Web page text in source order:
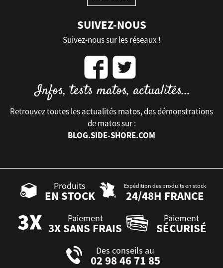
SUIVEZ-NOUS
Suivez-nous sur les réseaux !
Retrouvez toutes les actualités matos, des démonstrations
de matos sur :
BLOG.SIDE-SHORE.COM
Produits
EN STOCK
Expédition des produits en stock
24/48H FRANCE
Paiement
3X SANS FRAIS
Paiement
SÉCURISÉ
Des conseils au
02 98 46 71 85